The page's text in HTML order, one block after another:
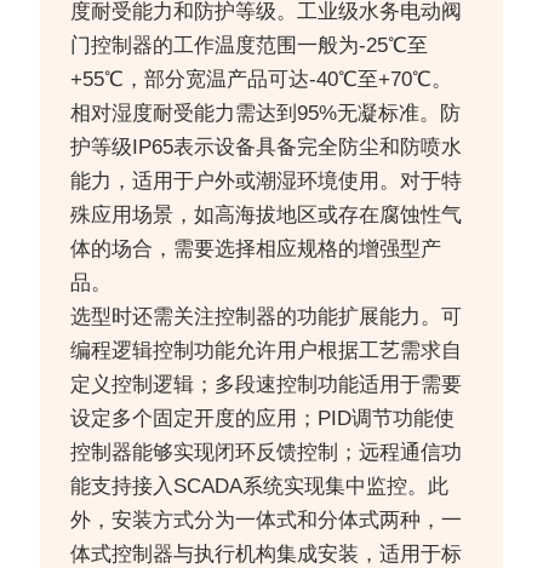
度耐受能力和防护等级。工业级水务电动阀
门控制器的工作温度范围一般为-25℃至
+55℃，部分宽温产品可达-40℃至+70℃。
相对湿度耐受能力需达到95%无凝标准。防
护等级IP65表示设备具备完全防尘和防喷水
能力，适用于户外或潮湿环境使用。对于特
殊应用场景，如高海拔地区或存在腐蚀性气
体的场合，需要选择相应规格的增强型产
品。
选型时还需关注控制器的功能扩展能力。可
编程逻辑控制功能允许用户根据工艺需求自
定义控制逻辑；多段速控制功能适用于需要
设定多个固定开度的应用；PID调节功能使
控制器能够实现闭环反馈控制；远程通信功
能支持接入SCADA系统实现集中监控。此
外，安装方式分为一体式和分体式两种，一
体式控制器与执行机构集成安装，适用于标